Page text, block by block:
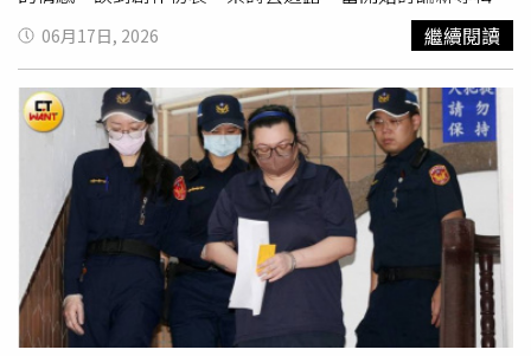
向時，她唯一確定想完成的，就是一首寫給女兒Katiya的抒
情歌曲。第一次聽到〈城堡〉Demo時，她正躺在床上，而
女兒就在身旁熟睡，音樂才剛響起便讓她瞬間紅了眼眶。巧
合的是，〈城堡〉正式上線隔天正好是蔡詩芸母親的生日，
也讓這首歌曲成為她送給母親最特別的禮物。她坦言，母親
始終是自己生命中最重要的支持力量之一，也讓她更加理
解，「家」從來不只是具體的空間，而是一種無論身在何
處，都能帶來力量與歸屬感的存在。蔡詩芸將新歌獻給生命
中最重要的人：女兒「Katiya」。（圖／落夢地 ROMAD提
供）
06月17日, 2026 繼續閱讀